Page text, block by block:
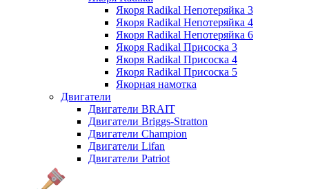
Якоря Radikal Непотеряйка 3
Якоря Radikal Непотеряйка 4
Якоря Radikal Непотеряйка 6
Якоря Radikal Присоска 3
Якоря Radikal Присоска 4
Якоря Radikal Присоска 5
Якорная намотка
Двигатели
Двигатели BRAIT
Двигатели Briggs-Stratton
Двигатели Champion
Двигатели Lifan
Двигатели Patriot